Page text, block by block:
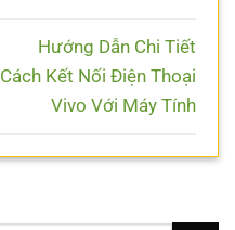
Hướng Dẫn Chi Tiết
Cách Kết Nối Điện Thoại
Vivo Với Máy Tính